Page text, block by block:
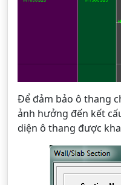
Để đảm bảo ô thang
ảnh hưởng đến kết
diện ô thang được